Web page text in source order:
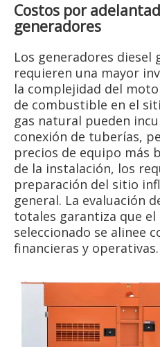
Costos por
generadores
Los generadores diesel
requieren una mayor
la complejidad del
de combustible en el
gas natural pueden
conexión de tuberías,
precios de equipo más
de la instalación, los
preparación del sitio
general. La evaluación
totales garantiza que el
seleccionado se alinee
financieras y operativas.